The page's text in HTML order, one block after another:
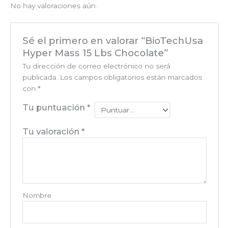
No hay valoraciones aún.
Sé el primero en valorar “BioTechUsa
Hyper Mass 15 Lbs Chocolate”
Tu dirección de correo electrónico no será
publicada.
Los campos obligatorios están marcados
con *
Tu puntuación *
Tu valoración *
Nombre